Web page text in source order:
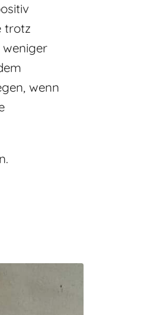
trotz
weniger
wenn